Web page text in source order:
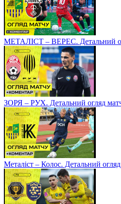
МЕТАЛІСТ – ВЕРЕС. Детальний
ЗОРЯ – РУХ. Детальний огляд
Металіст – Колос. Детальний